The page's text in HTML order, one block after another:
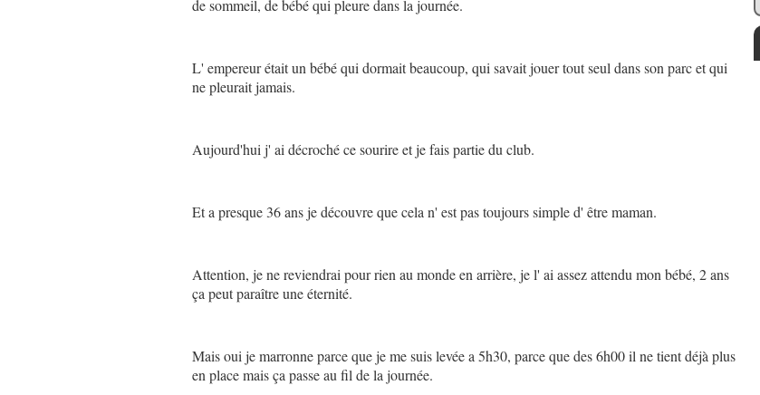
de sommeil, de bébé qui pleure dans la journée.
L' empereur était un bébé qui dormait beaucoup, qui savait jouer tout seul dans son parc et qui
ne pleurait jamais.
Aujourd'hui j' ai décroché ce sourire et je fais partie du club.
Et a presque 36 ans je découvre que cela n' est pas toujours simple d' être maman.
Attention, je ne reviendrai pour rien au monde en arrière, je l' ai assez attendu mon bébé, 2 ans
ça peut paraître une éternité.
Mais oui je marronne parce que je me suis levée a 5h30, parce que des 6h00 il ne tient déjà plus
en place mais ça passe au fil de la journée.